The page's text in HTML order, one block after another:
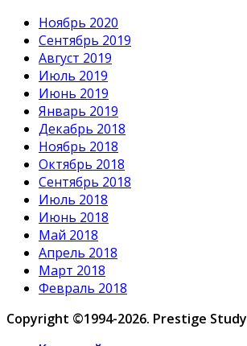
Ноябрь 2020
Сентябрь 2019
Август 2019
Июль 2019
Июнь 2019
Январь 2019
Декабрь 2018
Ноябрь 2018
Октябрь 2018
Сентябрь 2018
Июль 2018
Июнь 2018
Май 2018
Апрель 2018
Март 2018
Февраль 2018
Copyright ©1994-2026. Prestige Study